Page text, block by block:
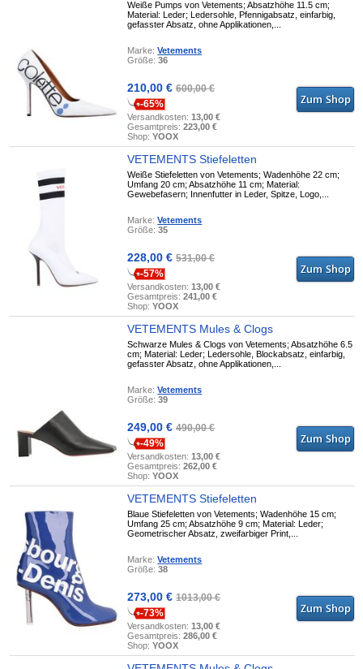
Weiße Pumps von Vetements; Absatzhöhe 11.5 cm;
Material: Leder; Ledersohle, Pfennigabsatz, einfarbig,
gefasster Absatz, ohne Applikationen,...
Marke:Vetements
Größe:36
210,00 €600,00 €
-65%
Versandkosten:13,00 €
Gesamtpreis:223,00 €
Shop:YOOX
VETEMENTS Stiefeletten
Weiße Stiefeletten von Vetements; Wadenhöhe 22 cm;
Umfang 20 cm; Absatzhöhe 11 cm; Material:
Gewebefasern; Innenfutter in Leder, Spitze, Logo,...
Marke:Vetements
Größe:35
228,00 €531,00 €
-57%
Versandkosten:13,00 €
Gesamtpreis:241,00 €
Shop:YOOX
VETEMENTS Mules & Clogs
Schwarze Mules & Clogs von Vetements; Absatzhöhe 6.5
cm; Material: Leder; Ledersohle, Blockabsatz, einfarbig,
gefasster Absatz, ohne Applikationen,...
Marke:Vetements
Größe:39
249,00 €490,00 €
-49%
Versandkosten:13,00 €
Gesamtpreis:262,00 €
Shop:YOOX
VETEMENTS Stiefeletten
Blaue Stiefeletten von Vetements; Wadenhöhe 15 cm;
Umfang 25 cm; Absatzhöhe 9 cm; Material: Leder;
Geometrischer Absatz, zweifarbiger Print,...
Marke:Vetements
Größe:38
273,00 €1013,00 €
-73%
Versandkosten:13,00 €
Gesamtpreis:286,00 €
Shop:YOOX